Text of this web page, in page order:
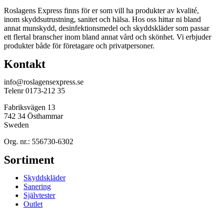
Roslagens Express finns för er som vill ha produkter av kvalité,
inom skyddsutrustning, sanitet och hälsa. Hos oss hittar ni bland
annat munskydd, desinfektionsmedel och skyddskläder som passar
ett flertal branscher inom bland annat vård och skönhet. Vi erbjuder
produkter både för företagare och privatpersoner.
Kontakt
info@roslagensexpress.se
Telenr 0173-212 35
Fabriksvägen 13
742 34 Östhammar
Sweden
Org. nr.: 556730-6302
Sortiment
Skyddskläder
Sanering
Självtester
Outlet